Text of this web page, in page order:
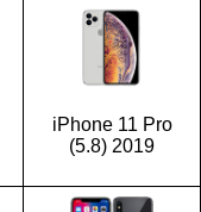
iPhone 11 Pro
(5.8) 2019